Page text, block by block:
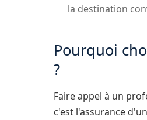
la destination
Pourquoi
?
Faire appel à un
c'est l'assurance